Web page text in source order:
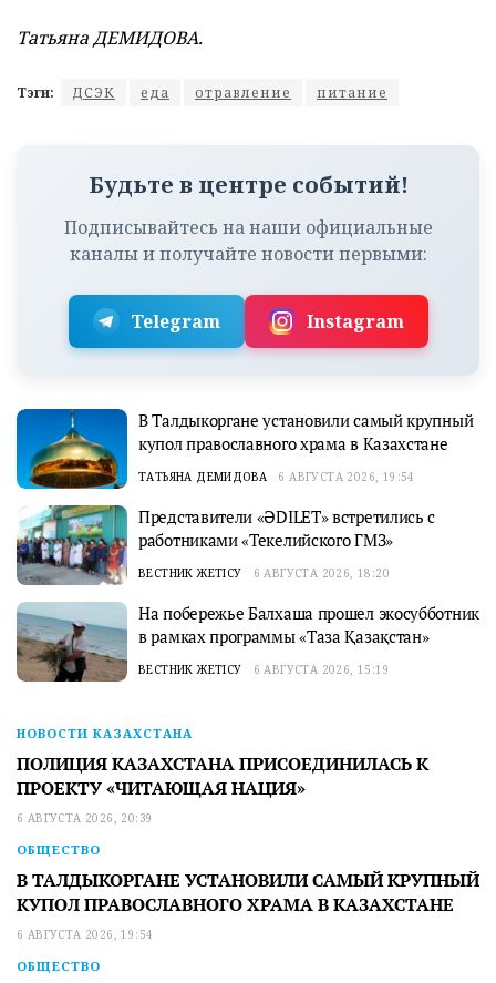
Татьяна ДЕМИДОВА.
Тэги: ДСЭК еда отравление питание
Будьте в центре событий!
Подписывайтесь на наши официальные
каналы и получайте новости первыми:
Telegram Instagram
В Талдыкоргане установили самый крупный
купол православного храма в Казахстане
ТАТЬЯНА ДЕМИДОВА 6 АВГУСТА 2026, 19:54
Представители «ӘDILET» встретились с
работниками «Текелийского ГМЗ»
ВЕСТНИК ЖЕТІСУ 6 АВГУСТА 2026, 18:20
На побережье Балхаша прошел экосубботник
в рамках программы «Таза Қазақстан»
ВЕСТНИК ЖЕТІСУ 6 АВГУСТА 2026, 15:19
НОВОСТИ КАЗАХСТАНА
ПОЛИЦИЯ КАЗАХСТАНА ПРИСОЕДИНИЛАСЬ К
ПРОЕКТУ «ЧИТАЮЩАЯ НАЦИЯ»
6 АВГУСТА 2026, 20:39
ОБЩЕСТВО
В ТАЛДЫКОРГАНЕ УСТАНОВИЛИ САМЫЙ КРУПНЫЙ
КУПОЛ ПРАВОСЛАВНОГО ХРАМА В КАЗАХСТАНЕ
6 АВГУСТА 2026, 19:54
ОБЩЕСТВО